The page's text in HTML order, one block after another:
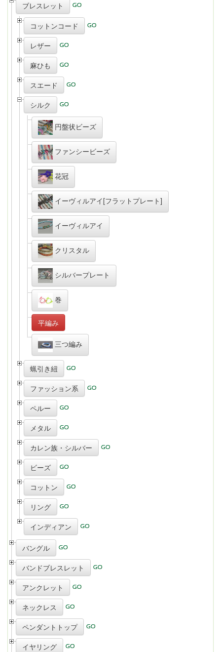
ブレスレット
コットンコード
レザー
麻ひも
スエード
シルク
円盤状ビーズ
ファンシービーズ
花冠
イーヴィルアイ[フラットプレート]
イーヴィルアイ
クリスタル
シルバープレート
巻
平編み
三つ編み
蝋引き紐
ファッション系
ペルー
メタル
カレン族・シルバー
ビーズ
コットン
リング
インディアン
バングル
バンドブレスレット
アンクレット
ネックレス
ペンダントトップ
イヤリング